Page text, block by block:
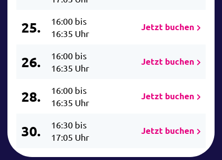
25.
16:00 bis
16:35 Uhr
Jetzt buchen
26.
16:00 bis
16:35 Uhr
Jetzt buchen
28.
16:00 bis
16:35 Uhr
Jetzt buchen
30.
16:30 bis
17:05 Uhr
Jetzt buchen